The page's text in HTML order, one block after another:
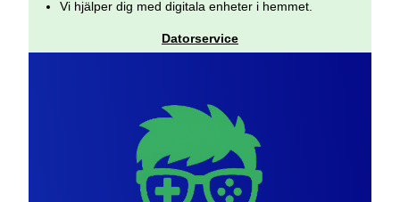
Vi hjälper dig med digitala enheter i hemmet.
Datorservice